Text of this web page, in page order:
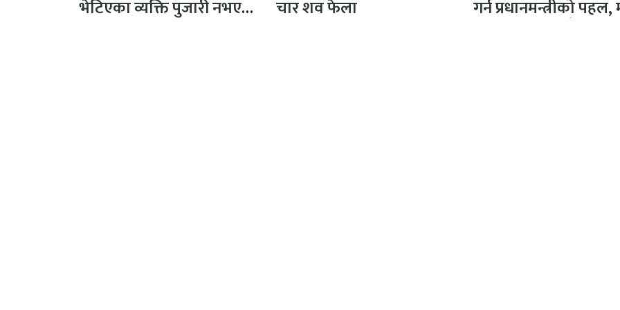
भेटिएका व्यक्ति पुजारी नभएको
प्रहरीको स्पष्टिकरण
चार शव फेला गर्न प्रधानमन्त्रीको पहल,
दलका नेताहरूसँग…